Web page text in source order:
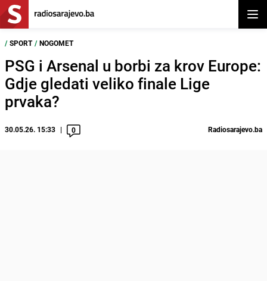
/ SPORT / NOGOMET
PSG i Arsenal u borbi za krov Europe:
Gdje gledati veliko finale Lige
prvaka?
30.05.26. 15:33 0 Radiosarajevo.ba